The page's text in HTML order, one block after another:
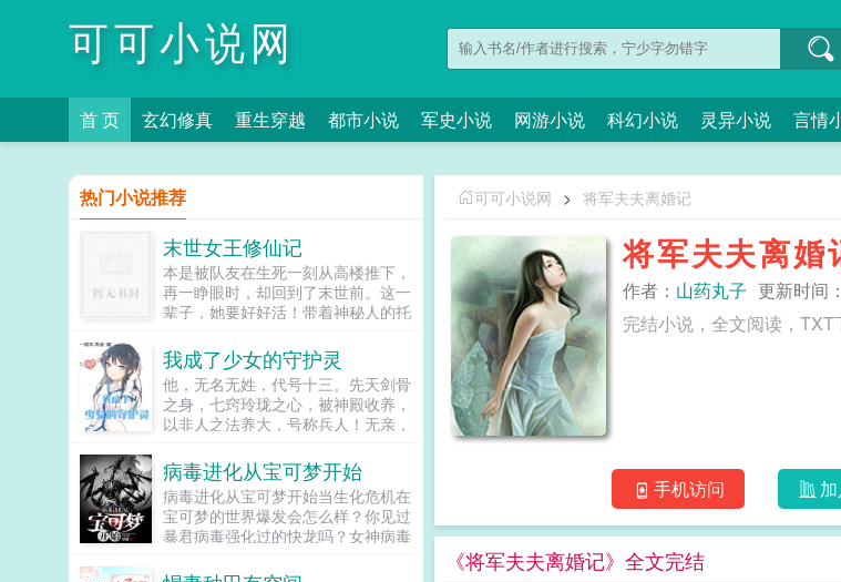
可可小说网
首 页 玄幻修真 重生穿越 都市小说 军史小说 网游小说 科幻小说 灵异小说 言情
可可小说网 > 将军夫夫离婚记
将军夫夫离婚
作者： 山药丸子 更新时间
手机访问
《将军夫夫离婚记》全文完结
热门小说推荐
末世女王修仙记
本是被队友在生死一刻从高楼推下，
再一睁眼时，却回到了末世前。这一
辈子，她要好好活！带着神秘人的托
的修仙之路。到底末世的真相是什
么？她步步为营最后是否能过上想要
的生活，...
我成了少女的守护灵
他，无名无姓，代号十三。先天剑骨
之身，七窍玲珑之心，被神殿收养，
以非人之法养大，号称兵人！无亲，
只是一尊没有任何感情的杀戮机器。
但有这么一天，一个祭坛出现在他面
前他短暂的投影到另一个世界，召唤
他的是一个蠢萌的小姑凉，自称来自
地球，穿越到了这个以守护灵为根本
病毒进化从宝可梦开始
病毒进化从宝可梦开始当生化危机在
宝可梦的世界爆发会怎么样？你见过
暴君病毒强化过的快龙吗？女神病毒
么？雪拉比穿越时空能拯救世界吗？